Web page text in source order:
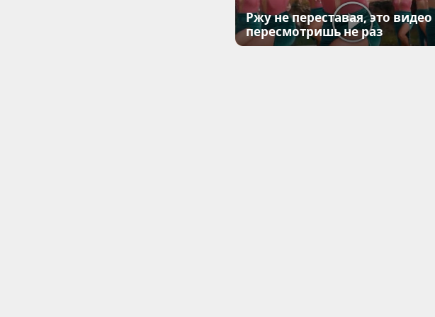
Ржу не переставая, это видео
пересмотришь не раз